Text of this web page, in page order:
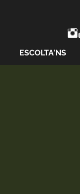
ESCOLTA'NS